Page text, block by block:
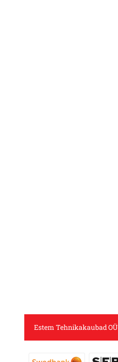
Estem Tehnikakaubad OÜ